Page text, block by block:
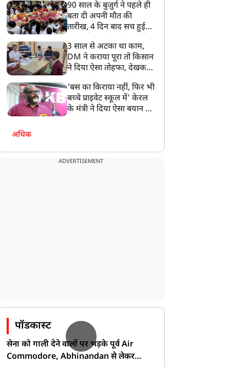
90 साल के बुजुर्ग ने पहले ही
बता दी अपनी मौत की
तारीख, 4 दिन बाद सच हुई
साथ निकाली अंतिम यात्रा
3 साल से अटका था काम,
DM ने कराया पूरा तो किसान
ने दिया ऐसा तोहफा, देखकर
अनमोल कुछ नहीं
'बस का किराया नहीं, फिर भी
बच्चे प्राइवेट स्कूल में' केरल
के मंत्री ने दिया ऐसा बयान की
अधिक
ADVERTISEMENT
पॉडकास्ट
सेना को गाली देने वालों पर भड़के पूर्व Air
Commodore, Abhinandan से लेकर